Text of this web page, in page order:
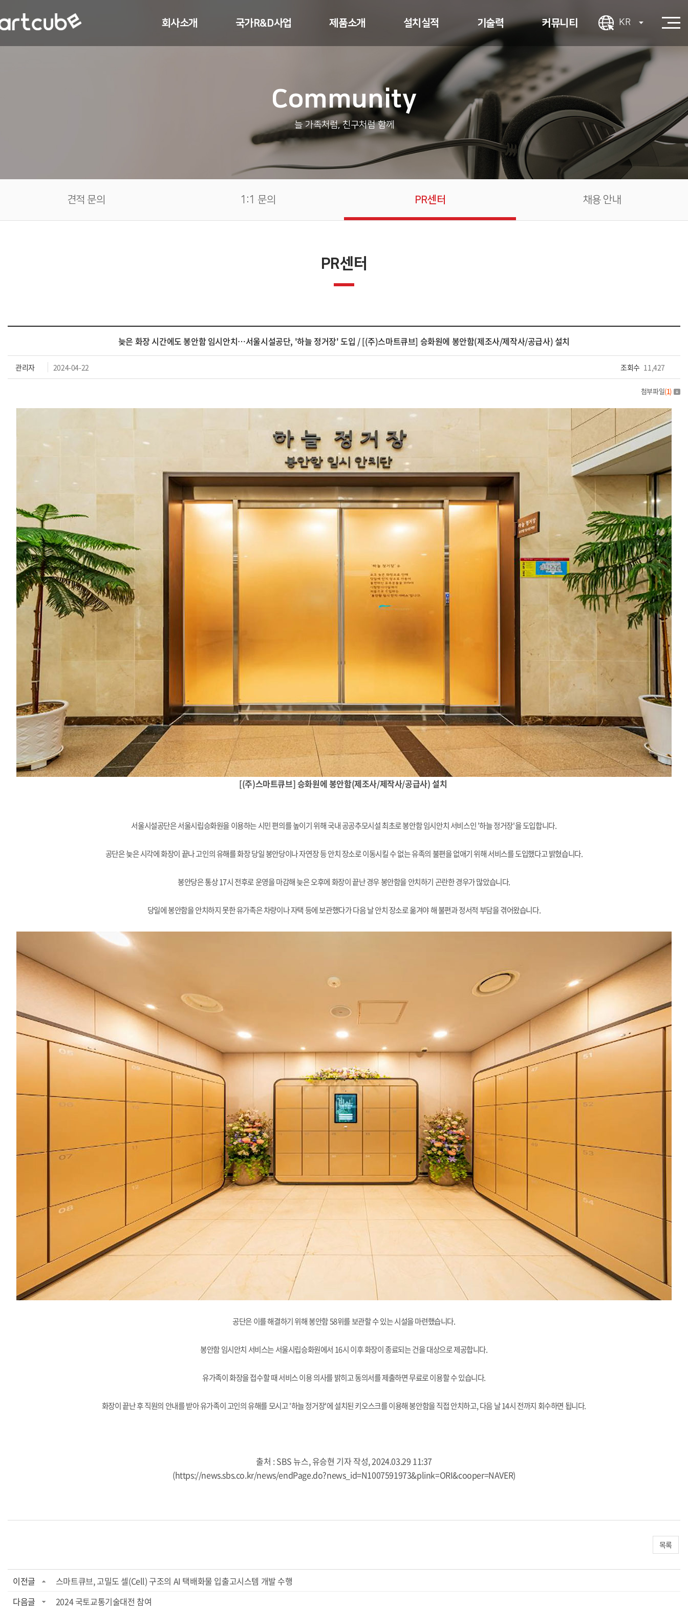
회사소개 국가R&D사업
등기교부기
드론스테이션
제품소개
스마트우편함
세대 / 미니창고
전자사물함
무인세탁함
범용 제품
설치실적
무인택배함
전자사물함
무인세탁함
냉장픽업박스
기술력
결제
App 지원
시스템 연동
UIㆍUX
커뮤니티
견적 문의
1:1 문의
PR센터
KR
Community
늘 가족처럼, 친구처럼 함께
견적 문의 1:1 문의 PR센터 채용 안내
PR센터
늦은 화장 시간에도 봉안함 임시안치…서울시설공단, '하늘 정거장' 도입 / [(주)스마트큐브] 승화원에 봉안함(제조사/제작사/공급사) 설치
관리자 2024-04-22 조회수 11,427
첨부파일(1)
[(주)스마트큐브] 승화원에 봉안함(제조사/제작사/공급사) 설치
서울시설공단은 서울시립승화원을 이용하는 시민 편의를 높이기 위해 국내 공공추모시설 최초로 봉안함 임시안치 서비스인 '하늘 정거장'을 도입합니다.
공단은 늦은 시각에 화장이 끝나 고인의 유해를 화장 당일 봉안당이나 자연장 등 안치 장소로 이동시킬 수 없는 유족의 불편을 없애기 위해 서비스를 도입했다고 밝혔습니다.
봉안당은 통상 17시 전후로 운영을 마감해 늦은 오후에 화장이 끝난 경우 봉안함을 안치하기 곤란한 경우가 많았습니다.
당일에 봉안함을 안치하지 못한 유가족은 차량이나 자택 등에 보관했다가 다음 날 안치 장소로 옮겨야 해 불편과 정서적 부담을 겪어왔습니다.
공단은 이를 해결하기 위해 봉안함 58위를 보관할 수 있는 시설을 마련했습니다.
봉안함 임시안치 서비스는 서울시립승화원에서 16시 이후 화장이 종료되는 건을 대상으로 제공합니다.
유가족이 화장을 접수할 때 서비스 이용 의사를 밝히고 동의서를 제출하면 무료로 이용할 수 있습니다.
화장이 끝난 후 직원의 안내를 받아 유가족이 고인의 유해를 모시고 '하늘 정거장'에 설치된 키오스크를 이용해 봉안함을 직접 안치하고, 다음 날 14시 전까지 회수하면 됩니다.
출처 : SBS 뉴스, 유승현 기자 작성, 2024.03.29 11:37
(https://news.sbs.co.kr/news/endPage.do?news_id=N1007591973&plink=ORI&cooper=NAVER)
목록
이전글
스마트큐브, 고밀도 셀(Cell) 구조의 AI 택배화물 입출고시스템 개발 수행
다음글
2024 국토교통기술대전 참여